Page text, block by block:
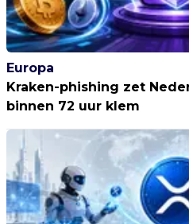
Europa
Kraken-phishing zet
binnen 72 uur klem